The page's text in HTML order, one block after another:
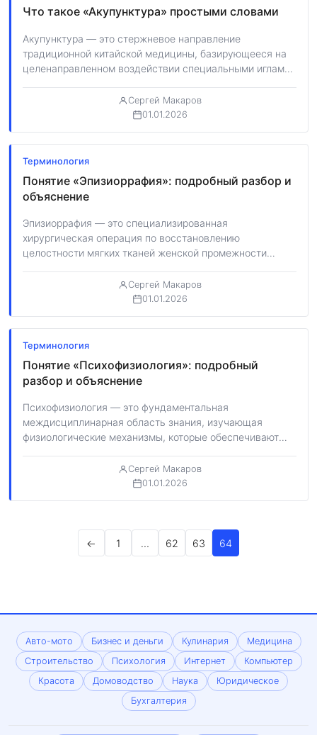
Что такое «Акупунктура» простыми словами
Акупунктура — это стержневое направление
традиционной китайской медицины, базирующееся на
целенаправленном воздействии специальными иглами
Сергей Макаров
01.01.2026
Терминология
Понятие «Эпизиоррафия»: подробный разбор и
объяснение
Эпизиоррафия — это специализированная
хирургическая операция по восстановлению
целостности мягких тканей женской промежности
Сергей Макаров
01.01.2026
Терминология
Понятие «Психофизиология»: подробный
разбор и объяснение
Психофизиология — это фундаментальная
междисциплинарная область знания, изучающая
физиологические механизмы, которые обеспечивают
поведения. Она исследует…Сергей Макаров
01.01.2026
Пагинация
← 1 … 62 63 64
Авто-мото Бизнес и деньги Кулинария
Медицина
Строительство
Психология Интернет
Компьютер
Красота
Домоводство Наука
Юридическое
Бухгалтерия